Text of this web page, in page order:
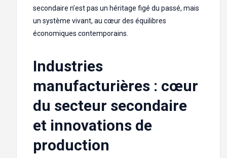
secondaire n’est pas un héritage figé du passé, mais
un système vivant, au cœur des équilibres
économiques contemporains.
Industries
manufacturières : cœur
du secteur secondaire
et innovations de
production